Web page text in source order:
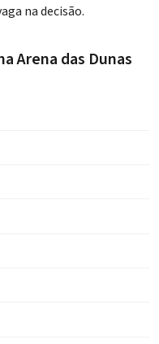
na decisão.
Arena das Dunas